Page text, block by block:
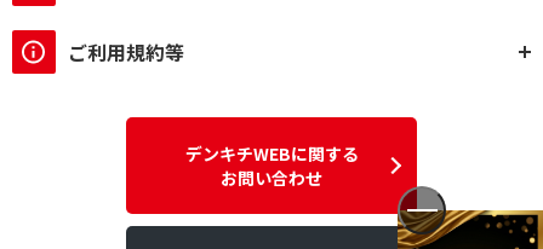
ご利用規約等
デンキチWEBに関する
お問い合わせ